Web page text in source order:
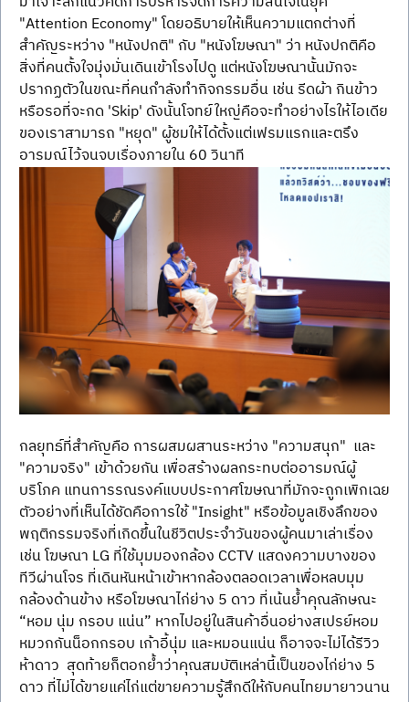
"Attention Economy" โดยอธิบายให้เห็นความแตกต่างที่
สำคัญระหว่าง "หนังปกติ" กับ "หนังโฆษณา" ว่า หนังปกติคือ
สิ่งที่คนตั้งใจมุ่งมั่นเดินเข้าโรงไปดู แต่หนังโฆษณานั้นมักจะ
ปรากฏตัวในขณะที่คนกำลังทำกิจกรรมอื่น เช่น รีดผ้า กินข้าว
หรือรอที่จะกด 'Skip' ดังนั้นโจทย์ใหญ่คือจะทำอย่างไรให้ไอเดีย
ของเราสามารถ "หยุด" ผู้ชมให้ได้ตั้งแต่เฟรมแรกและตรึง
อารมณ์ไว้จนจบเรื่องภายใน 60 วินาที
กลยุทธ์ที่สำคัญคือ การผสมผสานระหว่าง "ความสนุก"  และ
"ความจริง" เข้าด้วยกัน เพื่อสร้างผลกระทบต่ออารมณ์ผู้
บริโภค แทนการรณรงค์แบบประกาศโฆษณาที่มักจะถูกเพิกเฉย
ตัวอย่างที่เห็นได้ชัดคือการใช้ "Insight" หรือข้อมูลเชิงลึกของ
พฤติกรรมจริงที่เกิดขึ้นในชีวิตประจำวันของผู้คนมาเล่าเรื่อง
เช่น โฆษณา LG ที่ใช้มุมมองกล้อง CCTV แสดงความบางของ
ทีวีผ่านโจร ที่เดินหันหน้าเข้าหากล้องตลอดเวลาเพื่อหลบมุม
กล้องด้านข้าง หรือโฆษณาไก่ย่าง 5 ดาว ที่เน้นย้ำคุณลักษณะ
“หอม นุ่ม กรอบ แน่น” หากไปอยู่ในสินค้าอื่นอย่างสเปรย์หอม
หมวกกันน็อกกรอบ เก้าอี้นุ่ม และหมอนแน่น ก็อาจจะไม่ได้รีวิว
ห้าดาว  สุดท้ายก็ตอกย้ำว่าคุณสมบัติเหล่านี้เป็นของไก่ย่าง 5
ดาว ที่ไม่ได้ขายแค่ไก่แต่ขายความรู้สึกดีให้กับคนไทยมายาวนาน